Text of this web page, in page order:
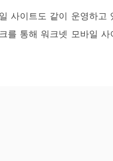
사이트도 같이 운영하고
를 통해 워크넷 모바일 사